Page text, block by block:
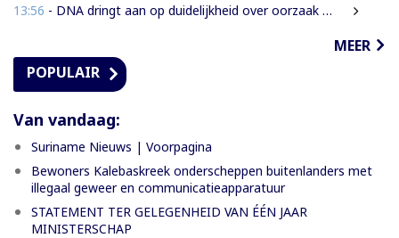
13:56 - DNA dringt aan op duidelijkheid over oorzaak massale vissterfte
MEER
POPULAIR
Van vandaag:
Suriname Nieuws | Voorpagina
Bewoners Kalebaskreek onderscheppen buitenlanders met
illegaal geweer en communicatieapparatuur
STATEMENT TER GELEGENHEID VAN ÉÉN JAAR
MINISTERSCHAP